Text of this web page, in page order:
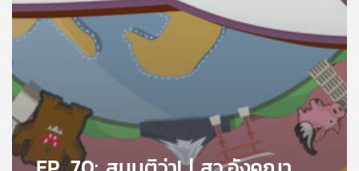
เกี่ยว
กับ
เรา
เครือ
ข่าย
วิทยุ
ไทย